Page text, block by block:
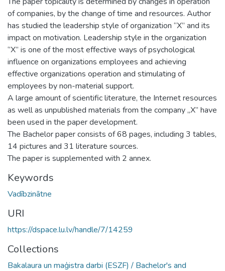
of companies, by the change of time and resources. Author
has studied the leadership style of organization “X” and its
impact on motivation. Leadership style in the organization
‘’X’’ is one of the most effective ways of psychological
influence on organizations employees and achieving
effective organizations operation and stimulating of
employees by non-material support.
A large amount of scientific literature, the Internet resources
as well as unpublished materials from the company „X” have
been used in the paper development.
The Bachelor paper consists of 68 pages, including 3 tables,
14 pictures and 31 literature sources.
The paper is supplemented with 2 annex.
Keywords
Vadībzinātne
URI
https://dspace.lu.lv/handle/7/14259
Collections
Bakalaura un maģistra darbi (ESZF) / Bachelor's and